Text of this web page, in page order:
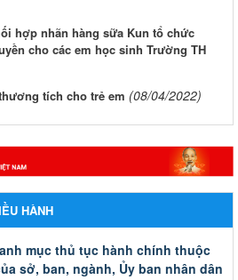
hợp nhãn hàng sữa Kun tổ chức
cho các em học sinh Trường TH
tích cho trẻ em (08/04/2022)
HÀNH
mục thủ tục hành chính thuộc
sở, ban, ngành, Ủy ban nhân dân